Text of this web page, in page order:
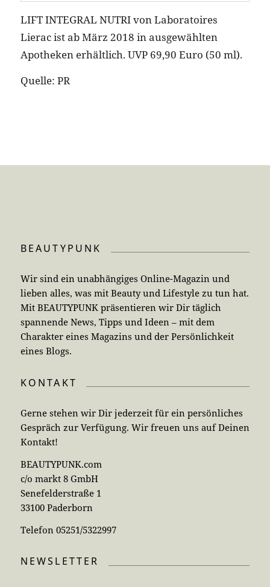
LIFT INTEGRAL NUTRI von Laboratoires
Lierac ist ab März 2018 in ausgewählten
Apotheken erhältlich. UVP 69,90 Euro (50 ml).
Quelle: PR
BEAUTYPUNK
Wir sind ein unabhängiges Online-Magazin und
lieben alles, was mit Beauty und Lifestyle zu tun hat.
Mit BEAUTYPUNK präsentieren wir Dir täglich
spannende News, Tipps und Ideen – mit dem
Charakter eines Magazins und der Persönlichkeit
eines Blogs.
KONTAKT
Gerne stehen wir Dir jederzeit für ein persönliches
Gespräch zur Verfügung. Wir freuen uns auf Deinen
Kontakt!
BEAUTYPUNK.com
c/o markt 8 GmbH
Senefelderstraße 1
33100 Paderborn
Telefon 05251/5322997
NEWSLETTER